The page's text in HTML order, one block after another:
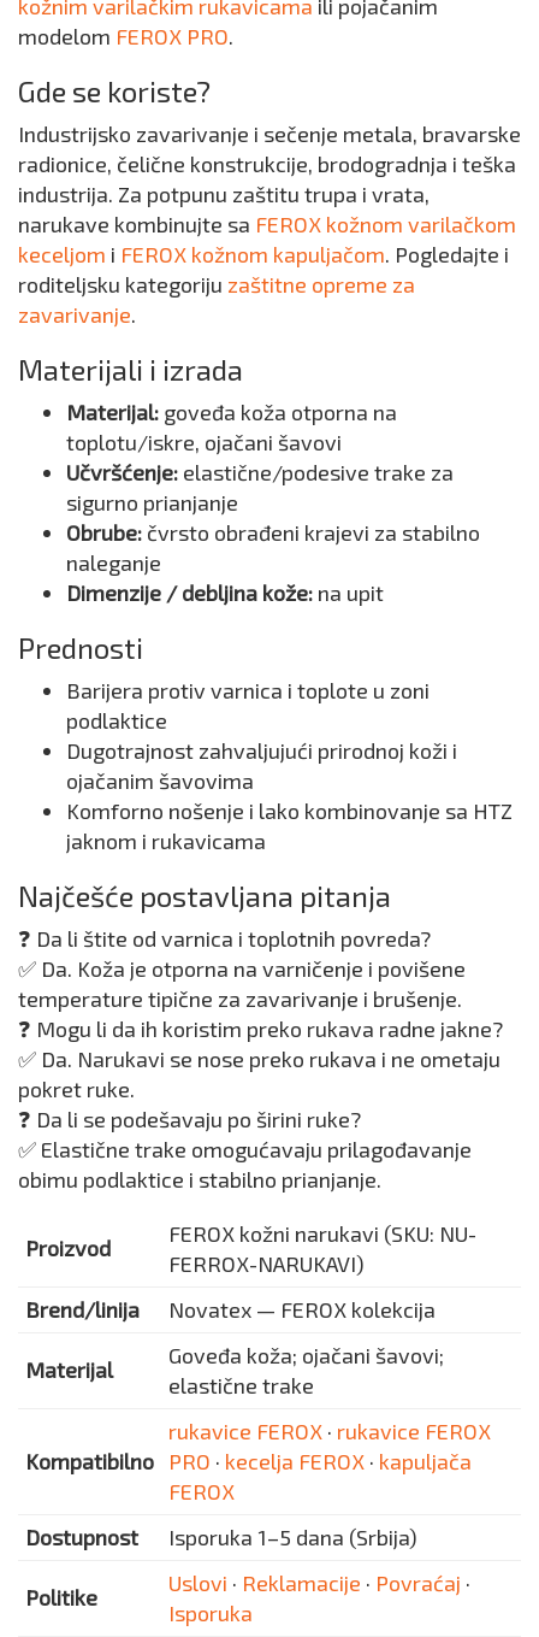
kožnim varilačkim rukavicama ili pojačanim
modelom FEROX PRO.
Gde se koriste?
Industrijsko zavarivanje i sečenje metala, bravarske
radionice, čelične konstrukcije, brodogradnja i teška
industrija. Za potpunu zaštitu trupa i vrata,
narukave kombinujte sa FEROX kožnom varilačkom
keceljom i FEROX kožnom kapuljačom. Pogledajte i
roditeljsku kategoriju zaštitne opreme za
zavarivanje.
Materijali i izrada
Materijal: goveđa koža otporna na
toplotu/iskre, ojačani šavovi
Učvršćenje: elastične/podesive trake za
sigurno prianjanje
Obrube: čvrsto obrađeni krajevi za stabilno
naleganje
Dimenzije / debljina kože: na upit
Prednosti
Barijera protiv varnica i toplote u zoni
podlaktice
Dugotrajnost zahvaljujući prirodnoj koži i
ojačanim šavovima
Komforno nošenje i lako kombinovanje sa HTZ
jaknom i rukavicama
Najčešće postavljana pitanja
❓ Da li štite od varnica i toplotnih povreda?
✅ Da. Koža je otporna na varničenje i povišene
temperature tipične za zavarivanje i brušenje.
❓ Mogu li da ih koristim preko rukava radne jakne?
✅ Da. Narukavi se nose preko rukava i ne ometaju
pokret ruke.
❓ Da li se podešavaju po širini ruke?
✅ Elastične trake omogućavaju prilagođavanje
obimu podlaktice i stabilno prianjanje.
Proizvod
FEROX kožni narukavi (SKU: NU-
FERROX-NARUKAVI)
Brend/linija
Novatex — FEROX kolekcija
Materijal
Goveđa koža; ojačani šavovi;
elastične trake
Kompatibilno
rukavice FEROX · rukavice FEROX
PRO · kecelja FEROX · kapuljača
FEROX
Dostupnost
Isporuka 1–5 dana (Srbija)
Politike
Uslovi · Reklamacije · Povraćaj ·
Isporuka